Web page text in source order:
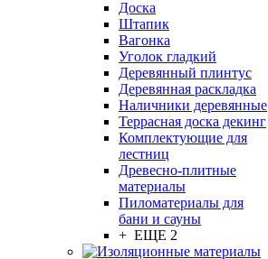
Доска
Штапик
Вагонка
Уголок гладкий
Деревянный плинтус
Деревянная раскладка
Наличники деревянные
Террасная доска декинг
Комплектующие для
лестниц
Древесно-плитные
материалы
Пиломатериалы для
бани и сауны
+ ЕЩЕ 2